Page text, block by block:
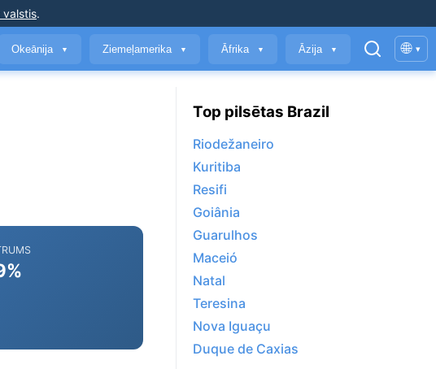
valstis.
Okeānija ▼ Ziemeļamerika ▼ Āfrika ▼ Āzija ▼ 🌐 ▾
Top pilsētas Brazil
Riodežaneiro
Kuritiba
Resifi
Goiânia
Guarulhos
Maceió
Natal
Teresina
Nova Iguaçu
Duque de Caxias